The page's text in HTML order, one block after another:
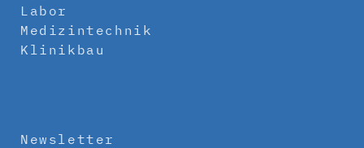
Labor
Medizintechnik
Klinikbau
Newsletter